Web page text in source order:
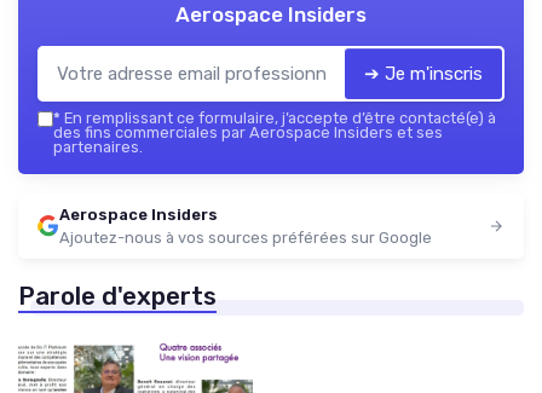
Aerospace Insiders
➔ Je m'inscris
* En remplissant ce formulaire, j’accepte d’être contacté(e) à
des fins commerciales par Aerospace Insiders et ses
partenaires.
Aerospace Insiders
Ajoutez-nous à vos sources préférées sur Google
Parole d'experts